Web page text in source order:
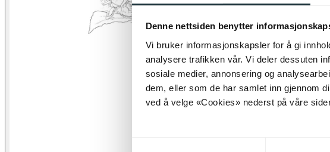
Denne nettsiden benytter
Vi bruker informasjonskapsler for å gi
analysere trafikken vår. Vi deler dessuten
sosiale medier, annonsering og
dem, eller som de har samlet inn gjennom
ved å velge «Cookies» nederst på våre